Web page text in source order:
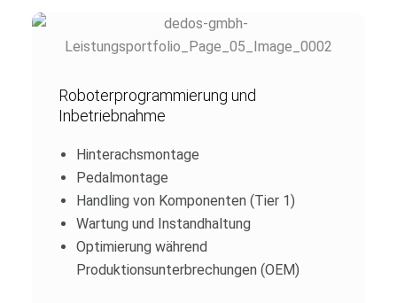
Roboterprogrammierung und
Inbetriebnahme
Hinterachsmontage
Pedalmontage
Handling von Komponenten (Tier 1)
Wartung und Instandhaltung
Optimierung während
Produktionsunterbrechungen (OEM)